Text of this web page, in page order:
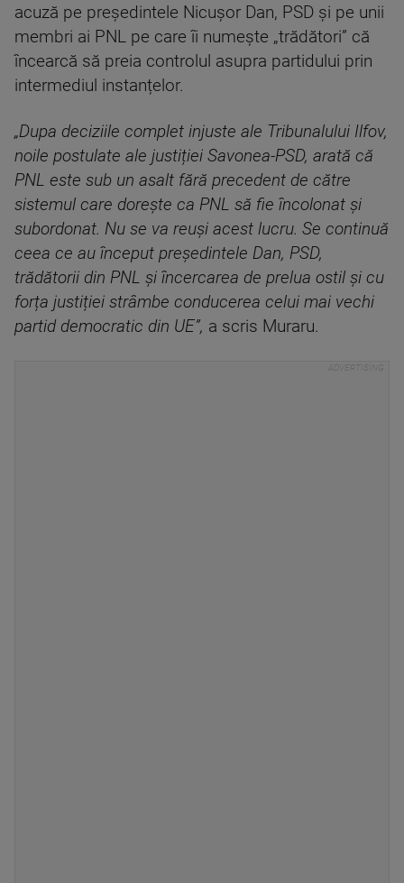
acuză pe președintele Nicușor Dan, PSD și pe unii
membri ai PNL pe care îi numește „trădători” că
încearcă să preia controlul asupra partidului prin
intermediul instanțelor.
„Dupa deciziile complet injuste ale Tribunalului Ilfov,
noile postulate ale justiției Savonea-PSD, arată că
PNL este sub un asalt fără precedent de către
sistemul care dorește ca PNL să fie încolonat și
subordonat. Nu se va reuși acest lucru. Se continuă
ceea ce au început președintele Dan, PSD,
trădătorii din PNL și încercarea de prelua ostil și cu
forța justiției strâmbe conducerea celui mai vechi
partid democratic din UE”, a scris Muraru.